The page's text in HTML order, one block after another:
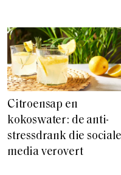
Citroensap en
kokoswater: de anti-
stressdrank die sociale
media verovert